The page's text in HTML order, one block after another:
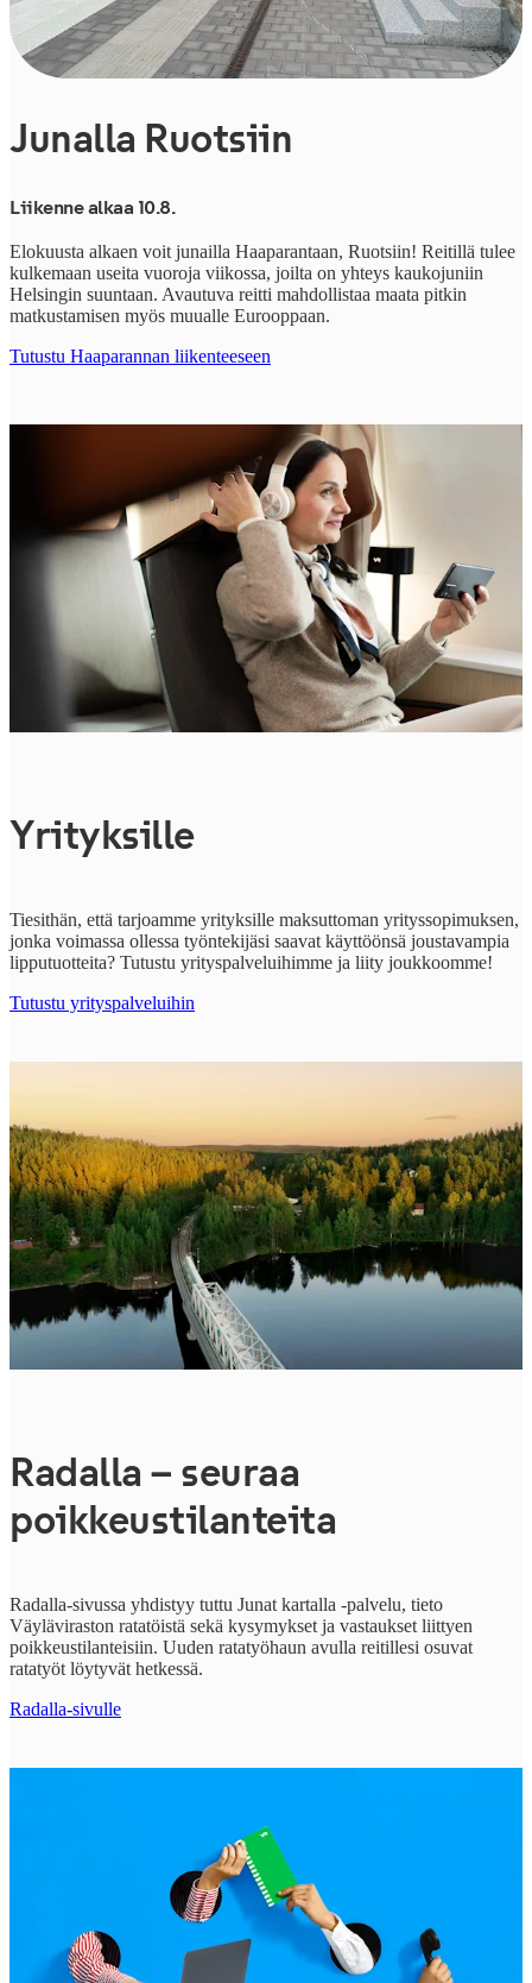
Junalla Ruotsiin
Liikenne alkaa 10.8.
Elokuusta alkaen voit junailla Haaparantaan, Ruotsiin! Reitillä tulee
kulkemaan useita vuoroja viikossa, joilta on yhteys kaukojuniin
Helsingin suuntaan. Avautuva reitti mahdollistaa maata pitkin
matkustamisen myös muualle Eurooppaan.
Tutustu Haaparannan liikenteeseen
Yrityksille
Tiesithän, että tarjoamme yrityksille maksuttoman yrityssopimuksen,
jonka voimassa ollessa työntekijäsi saavat käyttöönsä joustavampia
lipputuotteita? Tutustu yrityspalveluihimme ja liity joukkoomme!
Tutustu yrityspalveluihin
Radalla – seuraa
poikkeustilanteita
Radalla-sivussa yhdistyy tuttu Junat kartalla -palvelu, tieto
Väyläviraston ratatöistä sekä kysymykset ja vastaukset liittyen
poikkeustilanteisiin. Uuden ratatyöhaun avulla reitillesi osuvat
ratatyöt löytyvät hetkessä.
Radalla-sivulle